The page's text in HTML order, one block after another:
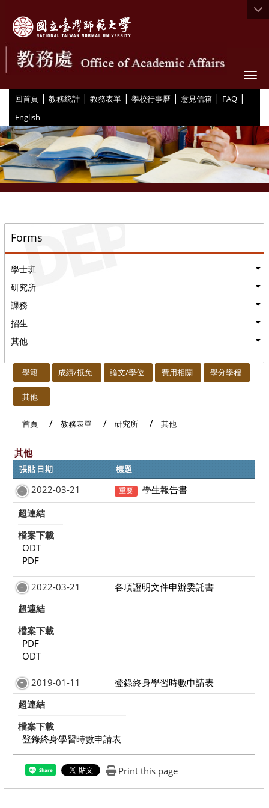
回首頁 | 教務統計 | 教務表單 | 學校行事曆 | 意見信箱 | FAQ |
English
Forms
學士班
研究所
課務
招生
其他
學籍 成績/抵免 論文/學位 費用相關 學分學程
其他
首頁 教務表單 研究所 其他
其他
張貼日期 標題
2022-03-21 重要
學生報告書
超連結
檔案下載
ODT
PDF
2022-03-21
各項證明文件申辦委託書
超連結
檔案下載
PDF
ODT
2019-01-11
登錄終身學習時數申請表
超連結
檔案下載
登錄終身學習時數申請表
Share Print this page